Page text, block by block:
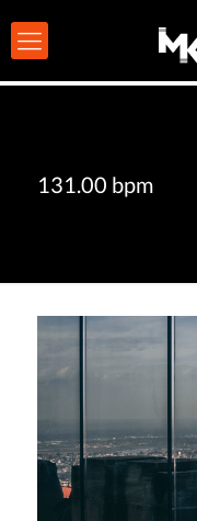
131.00 bpm